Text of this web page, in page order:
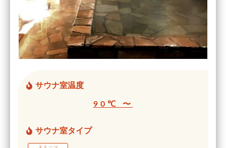
サウナ室温度
90℃ 〜
サウナ室タイプ